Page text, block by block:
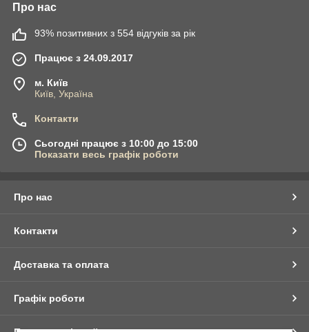
Про нас
93% позитивних з 554 відгуків за рік
Працює з 24.09.2017
м. Київ
Київ, Україна
Контакти
Сьогодні працює з 10:00 до 15:00
Показати весь графік роботи
Про нас
Контакти
Доставка та оплата
Графік роботи